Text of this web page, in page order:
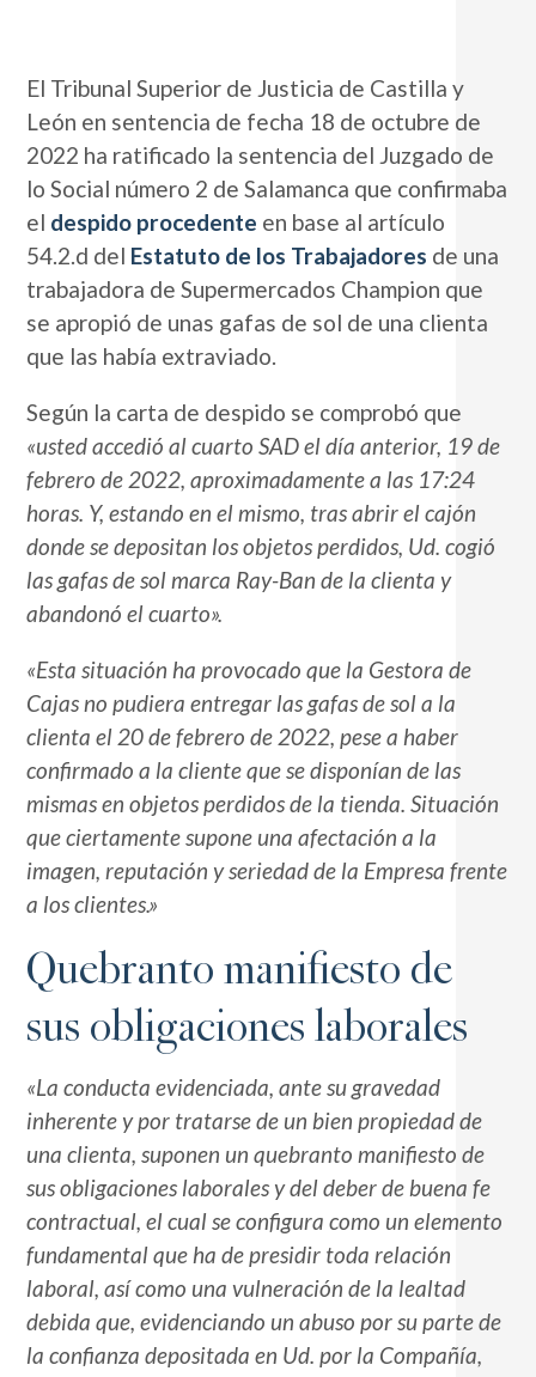
El Tribunal Superior de Justicia de Castilla y
León en sentencia de fecha 18 de octubre de
2022 ha ratificado la sentencia del Juzgado de
lo Social número 2 de Salamanca que confirmaba
el despido procedente en base al artículo
54.2.d del Estatuto de los Trabajadores de una
trabajadora de Supermercados Champion que
se apropió de unas gafas de sol de una clienta
que las había extraviado.
Según la carta de despido se comprobó que
«usted accedió al cuarto SAD el día anterior, 19 de
febrero de 2022, aproximadamente a las 17:24
horas. Y, estando en el mismo, tras abrir el cajón
donde se depositan los objetos perdidos, Ud. cogió
las gafas de sol marca Ray-Ban de la clienta y
abandonó el cuarto».
«Esta situación ha provocado que la Gestora de
Cajas no pudiera entregar las gafas de sol a la
clienta el 20 de febrero de 2022, pese a haber
confirmado a la cliente que se disponían de las
mismas en objetos perdidos de la tienda. Situación
que ciertamente supone una afectación a la
imagen, reputación y seriedad de la Empresa frente
a los clientes.»
Quebranto manifiesto de
sus obligaciones laborales
«La conducta evidenciada, ante su gravedad
inherente y por tratarse de un bien propiedad de
una clienta, suponen un quebranto manifiesto de
sus obligaciones laborales y del deber de buena fe
contractual, el cual se configura como un elemento
fundamental que ha de presidir toda relación
laboral, así como una vulneración de la lealtad
debida que, evidenciando un abuso por su parte de
la confianza depositada en Ud. por la Compañía,